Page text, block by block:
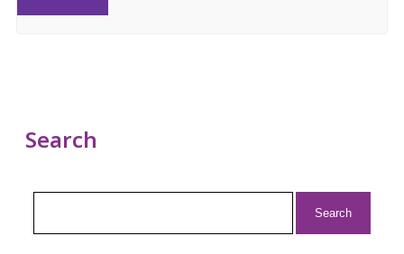
Search